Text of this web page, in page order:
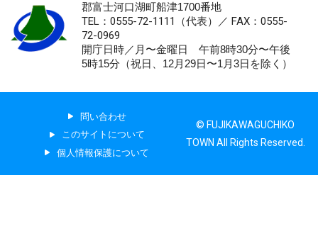
郡富士河口湖町船津1700番地
TEL：0555-72-1111 （代表）／ FAX：0555-
72-0969
開庁日時／月〜金曜日 午前8時30分〜午後
5時15分（祝日、12月29日〜1月3日を除く）
問い合わせ
このサイトについて
個人情報保護について
© FUJIKAWAGUCHIKO
TOWN All Rights Reserved.